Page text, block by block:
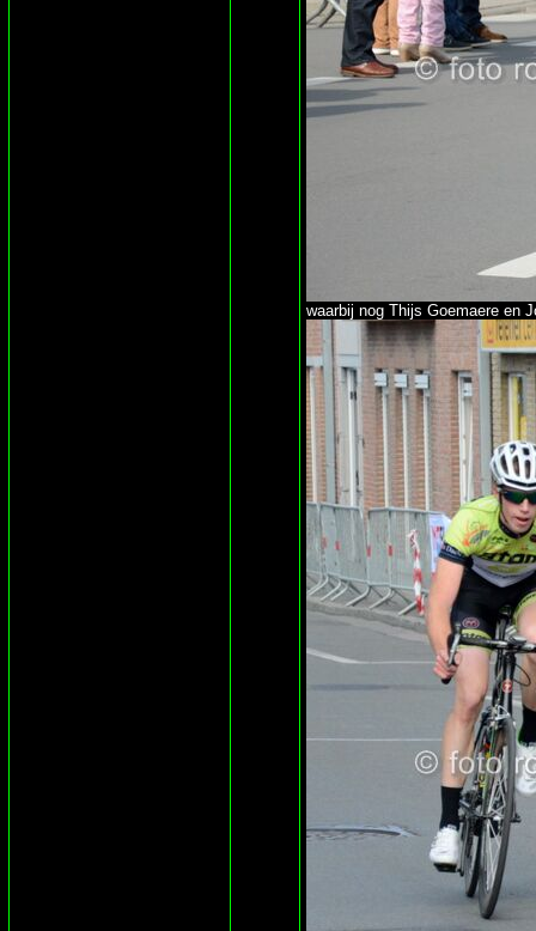
waarbij nog Thijs Goemaere en